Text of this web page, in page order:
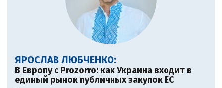
ЯРОСЛАВ ЛЮБЧЕНКО:
В Европу c Prozorro: как Украина входит в
единый рынок публичных закупок ЕС